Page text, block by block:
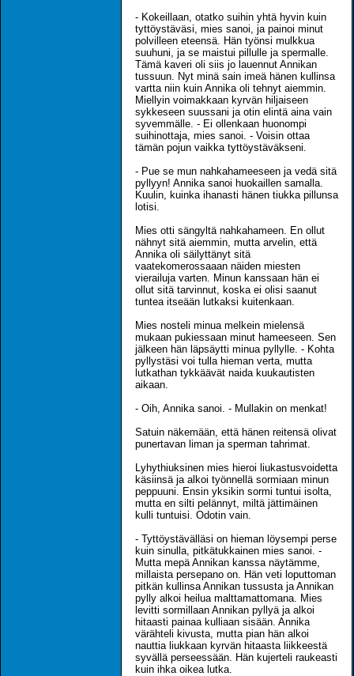
- Kokeillaan, otatko suihin yhtä hyvin kuin
tyttöystäväsi, mies sanoi, ja painoi minut
polvilleen eteensä. Hän työnsi mulkkua
suuhuni, ja se maistui pillulle ja spermalle.
Tämä kaveri oli siis jo lauennut Annikan
tussuun. Nyt minä sain imeä hänen kullinsa
vartta niin kuin Annika oli tehnyt aiemmin.
Miellyin voimakkaan kyrvän hiljaiseen
sykkeseen suussani ja otin elintä aina vain
syvemmälle. - Ei ollenkaan huonompi
suihinottaja, mies sanoi. - Voisin ottaa
tämän pojun vaikka tyttöystäväkseni.
- Pue se mun nahkahameeseen ja vedä sitä
pyllyyn! Annika sanoi huokaillen samalla.
Kuulin, kuinka ihanasti hänen tiukka pillunsa
lotisi.
Mies otti sängyltä nahkahameen. En ollut
nähnyt sitä aiemmin, mutta arvelin, että
Annika oli säilyttänyt sitä
vaatekomerossaaan näiden miesten
vierailuja varten. Minun kanssaan hän ei
ollut sitä tarvinnut, koska ei olisi saanut
tuntea itseään lutkaksi kuitenkaan.
Mies nosteli minua melkein mielensä
mukaan pukiessaan minut hameeseen. Sen
jälkeen hän läpsäytti minua pyllylle. - Kohta
pyllystäsi voi tulla hieman verta, mutta
lutkathan tykkäävät naida kuukautisten
aikaan.
- Oih, Annika sanoi. - Mullakin on menkat!
Satuin näkemään, että hänen reitensä olivat
punertavan liman ja sperman tahrimat.
Lyhythiuksinen mies hieroi liukastusvoidetta
käsiinsä ja alkoi työnnellä sormiaan minun
peppuuni. Ensin yksikin sormi tuntui isolta,
mutta en silti pelännyt, miltä jättimäinen
kulli tuntuisi. Odotin vain.
- Tyttöystävälläsi on hieman löysempi perse
kuin sinulla, pitkätukkainen mies sanoi. -
Mutta mepä Annikan kanssa näytämme,
millaista persepano on. Hän veti loputtoman
pitkän kullinsa Annikan tussusta ja Annikan
pylly alkoi heilua malttamattomana. Mies
levitti sormillaan Annikan pyllyä ja alkoi
hitaasti painaa kulliaan sisään. Annika
värähteli kivusta, mutta pian hän alkoi
nauttia liukkaan kyrvän hitaasta liikkeestä
syvällä perseessään. Hän kujerteli raukeasti
kuin ihka oikea lutka.